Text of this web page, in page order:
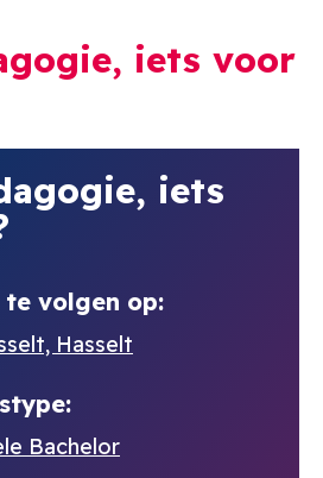
iets voor
iets
volgen op
Hasselt
Bachelor